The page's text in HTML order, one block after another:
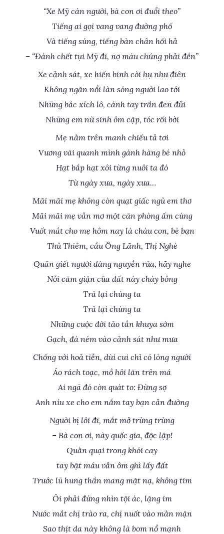
“Xe Mỹ cán người, bà con ơi đuổi theo”
Tiếng ai gọi vang vang đường phố
Và tiếng súng, tiếng bàn chân hối hả
– “Đánh chết tụi Mỹ đi, nợ máu chúng phải đền”
Xe cảnh sát, xe hiến binh còi hụ như điên
Không ngăn nổi làn sóng người lao tới
Những bác xích lô, cánh tay trần đen đủi
Những em nữ sinh ôm cặp, tóc rối bời
Mẹ nằm trên manh chiếu tả tơi
Vương vãi quanh mình gánh hàng bé nhỏ
Hạt bắp hạt xôi từng nuôi ta đó
Từ ngày xưa, ngày xưa…
Mãi mãi mẹ không còn quạt giấc ngủ em thơ
Mãi mãi mẹ vẫn mơ một căn phòng ấm cúng
Vuốt mắt cho mẹ hôm nay là cháu con, bè bạn
Thủ Thiêm, cầu Ông Lãnh, Thị Nghè
Quân giết người đáng nguyền rủa, hãy nghe
Nỗi căm giận của đất này cháy bỏng
Trả lại chúng ta
Trả lại chúng ta
Những cuộc đời tảo tần khuya sớm
Gạch, đá ném vào cảnh sát như mưa
Chống với hoả tiễn, dùi cui chỉ có lòng người
Áo rách toạc, mồ hôi lăn trên má
Ai ngã đó còn quát to: Đừng sợ
Anh níu xe cho em nắm tay bạn cản đường
Người bị lôi đi, mắt mở trừng trừng
– Bà con ơi, này quốc gia, độc lập!
Quằn quại trong khói cay
tay bật máu vẫn ôm ghì lấy đất
Trước lũ hung thần mang mặt nạ, không tim
Ôi phải đứng nhìn tội ác, lặng im
Nước mắt chị trào ra, chị nuốt vào mằn mặn
Sao thịt da này không là bom nổ mạnh